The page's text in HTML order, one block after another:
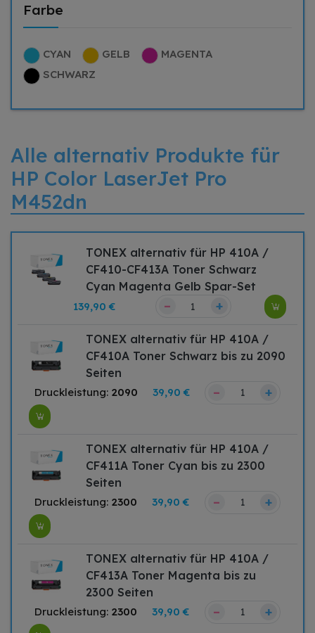
Farbe
CYAN GELB
MAGENTA
SCHWARZ
Alle alternativ Produkte für
HP Color LaserJet Pro
M452dn
TONEX alternativ für HP 410A /
CF410-CF413A Toner Schwarz
Cyan Magenta Gelb Spar-Set
139,90 € – +
TONEX alternativ für HP 410A /
CF410A Toner Schwarz bis zu 2090
Seiten
Druckleistung: 2090 39,90 € – +
TONEX alternativ für HP 410A /
CF411A Toner Cyan bis zu 2300
Seiten
Druckleistung: 2300 39,90 € – +
TONEX alternativ für HP 410A /
CF413A Toner Magenta bis zu
2300 Seiten
Druckleistung: 2300 39,90 € – +